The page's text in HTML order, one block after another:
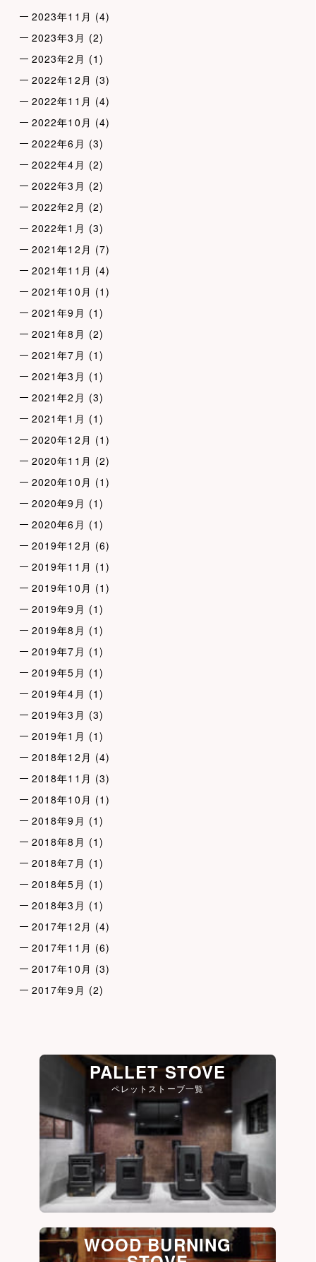
2023年11月 (4)
2023年3月 (2)
2023年2月 (1)
2022年12月 (3)
2022年11月 (4)
2022年10月 (4)
2022年6月 (3)
2022年4月 (2)
2022年3月 (2)
2022年2月 (2)
2022年1月 (3)
2021年12月 (7)
2021年11月 (4)
2021年10月 (1)
2021年9月 (1)
2021年8月 (2)
2021年7月 (1)
2021年3月 (1)
2021年2月 (3)
2021年1月 (1)
2020年12月 (1)
2020年11月 (2)
2020年10月 (1)
2020年9月 (1)
2020年6月 (1)
2019年12月 (6)
2019年11月 (1)
2019年10月 (1)
2019年9月 (1)
2019年8月 (1)
2019年7月 (1)
2019年5月 (1)
2019年4月 (1)
2019年3月 (3)
2019年1月 (1)
2018年12月 (4)
2018年11月 (3)
2018年10月 (1)
2018年9月 (1)
2018年8月 (1)
2018年7月 (1)
2018年5月 (1)
2018年3月 (1)
2017年12月 (4)
2017年11月 (6)
2017年10月 (3)
2017年9月 (2)
PALLET STOVE
ペレットストーブ一覧
WOOD BURNING